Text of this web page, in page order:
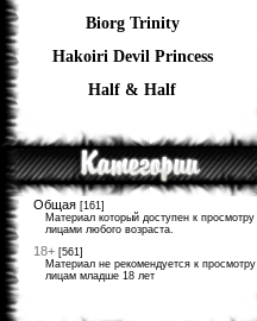
Biorg Trinity
Hakoiri Devil Princess
Half & Half
Общая [161]
Материал который доступен к просмотру
лицами любого возраста.
18+ [561]
Материал не рекомендуется к просмотру
лицам младше 18 лет